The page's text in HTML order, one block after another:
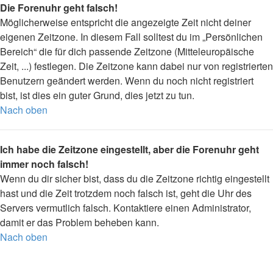
Die Forenuhr geht falsch!
Möglicherweise entspricht die angezeigte Zeit nicht deiner
eigenen Zeitzone. In diesem Fall solltest du im „Persönlichen
Bereich“ die für dich passende Zeitzone (Mitteleuropäische
Zeit, ...) festlegen. Die Zeitzone kann dabei nur von registrierten
Benutzern geändert werden. Wenn du noch nicht registriert
bist, ist dies ein guter Grund, dies jetzt zu tun.
Nach oben
Ich habe die Zeitzone eingestellt, aber die Forenuhr geht
immer noch falsch!
Wenn du dir sicher bist, dass du die Zeitzone richtig eingestellt
hast und die Zeit trotzdem noch falsch ist, geht die Uhr des
Servers vermutlich falsch. Kontaktiere einen Administrator,
damit er das Problem beheben kann.
Nach oben